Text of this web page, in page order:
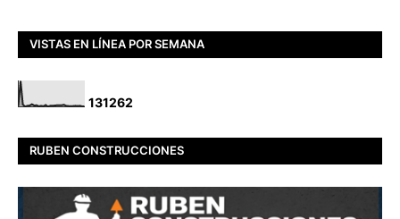
VISTAS EN LÍNEA POR SEMANA
131262
RUBEN CONSTRUCCIONES